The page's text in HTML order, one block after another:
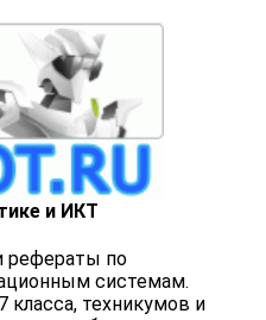
и ИКТ
рефераты по
системам.
класса, техникумов и